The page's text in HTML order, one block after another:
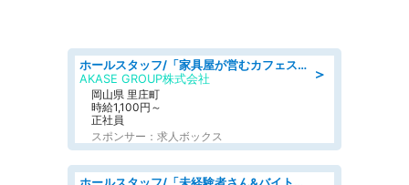
＞
ホールスタッフ/「家具屋が営むカフェスタッフ!」週2日～OK!嬉しいまかない付き/岡山県/浅口郡里庄町
AKASE GROUP株式会社
岡山県 里庄町
時給1,100円～
正社員
スポンサー：求人ボックス